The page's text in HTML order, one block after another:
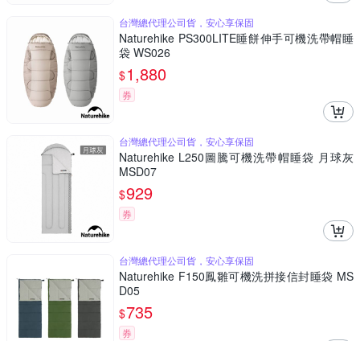
台灣總代理公司貨，安心享保固
Naturehike PS300LITE睡餅伸手可機洗帶帽睡
袋 WS026
$1,880
券
台灣總代理公司貨，安心享保固
Naturehike L250圖騰可機洗帶帽睡袋 月球灰
MSD07
$929
券
台灣總代理公司貨，安心享保固
Naturehike F150鳳雛可機洗拼接信封睡袋 MS
D05
$735
券